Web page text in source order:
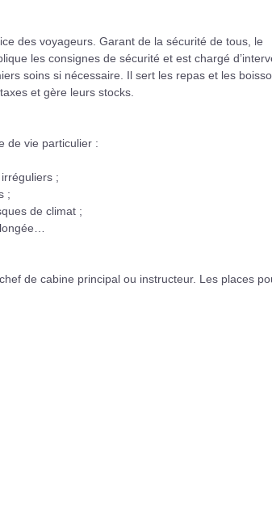
des voyageurs. Garant de la sécurité de tous, le
les consignes de sécurité et est chargé
soins si nécessaire. Il sert les repas et les
et gère leurs stocks.
de vie particulier :
;
;
de climat ;
de cabine principal ou instructeur. Les places